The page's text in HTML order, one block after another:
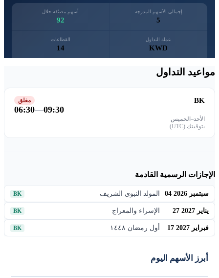
إجمالي الأسهم المدرجة
5
أسهم مصنّفة حلال
92
عملة التداول
KWD
القطاعات
14
مواعيد التداول
BK مغلق
06:30—09:30
الأحد–الخميس
بتوقيتك (UTC)
الإجازات الرسمية القادمة
04 سبتمبر 2026 المولد النبوي الشريف BK
27 يناير 2027 الإسراء والمعراج BK
17 فبراير 2027 أول رمضان ١٤٤٨ BK
أبرز الأسهم اليوم